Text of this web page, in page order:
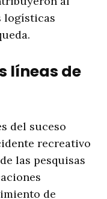
logísticas
.
líneas de
del suceso
recreativo
las pesquisas
de